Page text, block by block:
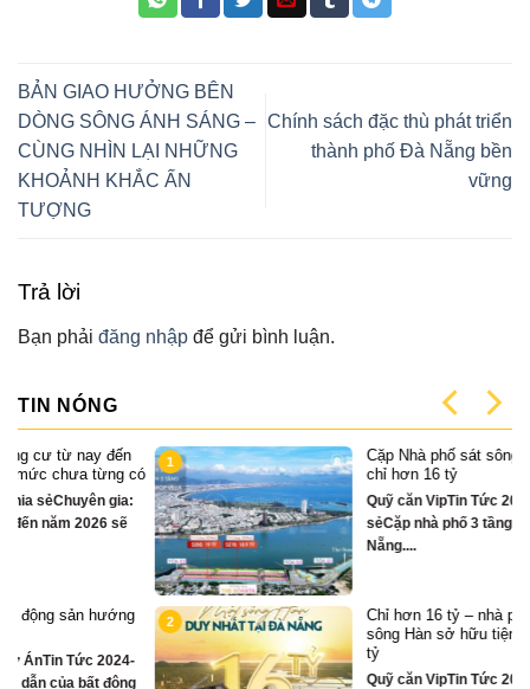
BẢN GIAO HƯỞNG BÊN
DÒNG SÔNG ÁNH SÁNG –
CÙNG NHÌN LẠI NHỮNG
KHOẢNH KHẮC ẤN
TƯỢNG
Chính sách đặc thù phát triển
thành phố Đà Nẵng bền
vững
Trả lời
Bạn phải đăng nhập để gửi bình luận.
TIN NÓNG
1
Cặp Nhà phố sát sông Sonata 3 tầng
chỉ hơn 16 tỷ
Quỹ căn VipTin Tức 2024-12-13Chia
sẻCặp nhà phố 3 tầng sát sông Hàn Đà
Nẵng....
2
Chỉ hơn 16 tỷ – nhà phố 3 tầng bên
sông Hàn sở hữu tiện ích biệt thự trăm
tỷ
Quỹ căn VipTin Tức 2024-09-05Chia sẻ